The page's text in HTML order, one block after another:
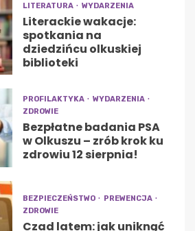
LITERATURA WYDARZENIA
Literackie wakacje:
spotkania na
dziedzińcu olkuskiej
biblioteki
PROFILAKTYKA
WYDARZENIA
ZDROWIE
Bezpłatne badania PSA
w Olkuszu – zrób krok ku
zdrowiu 12 sierpnia!
BEZPIECZEŃSTWO
PREWENCJA
ZDROWIE
Czad latem: jak uniknąć